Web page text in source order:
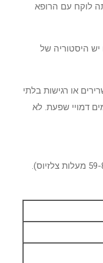
לוקח עם הרופא
יש היסטוריה של
או רגישות בלתי
דמויי שפעת. לא